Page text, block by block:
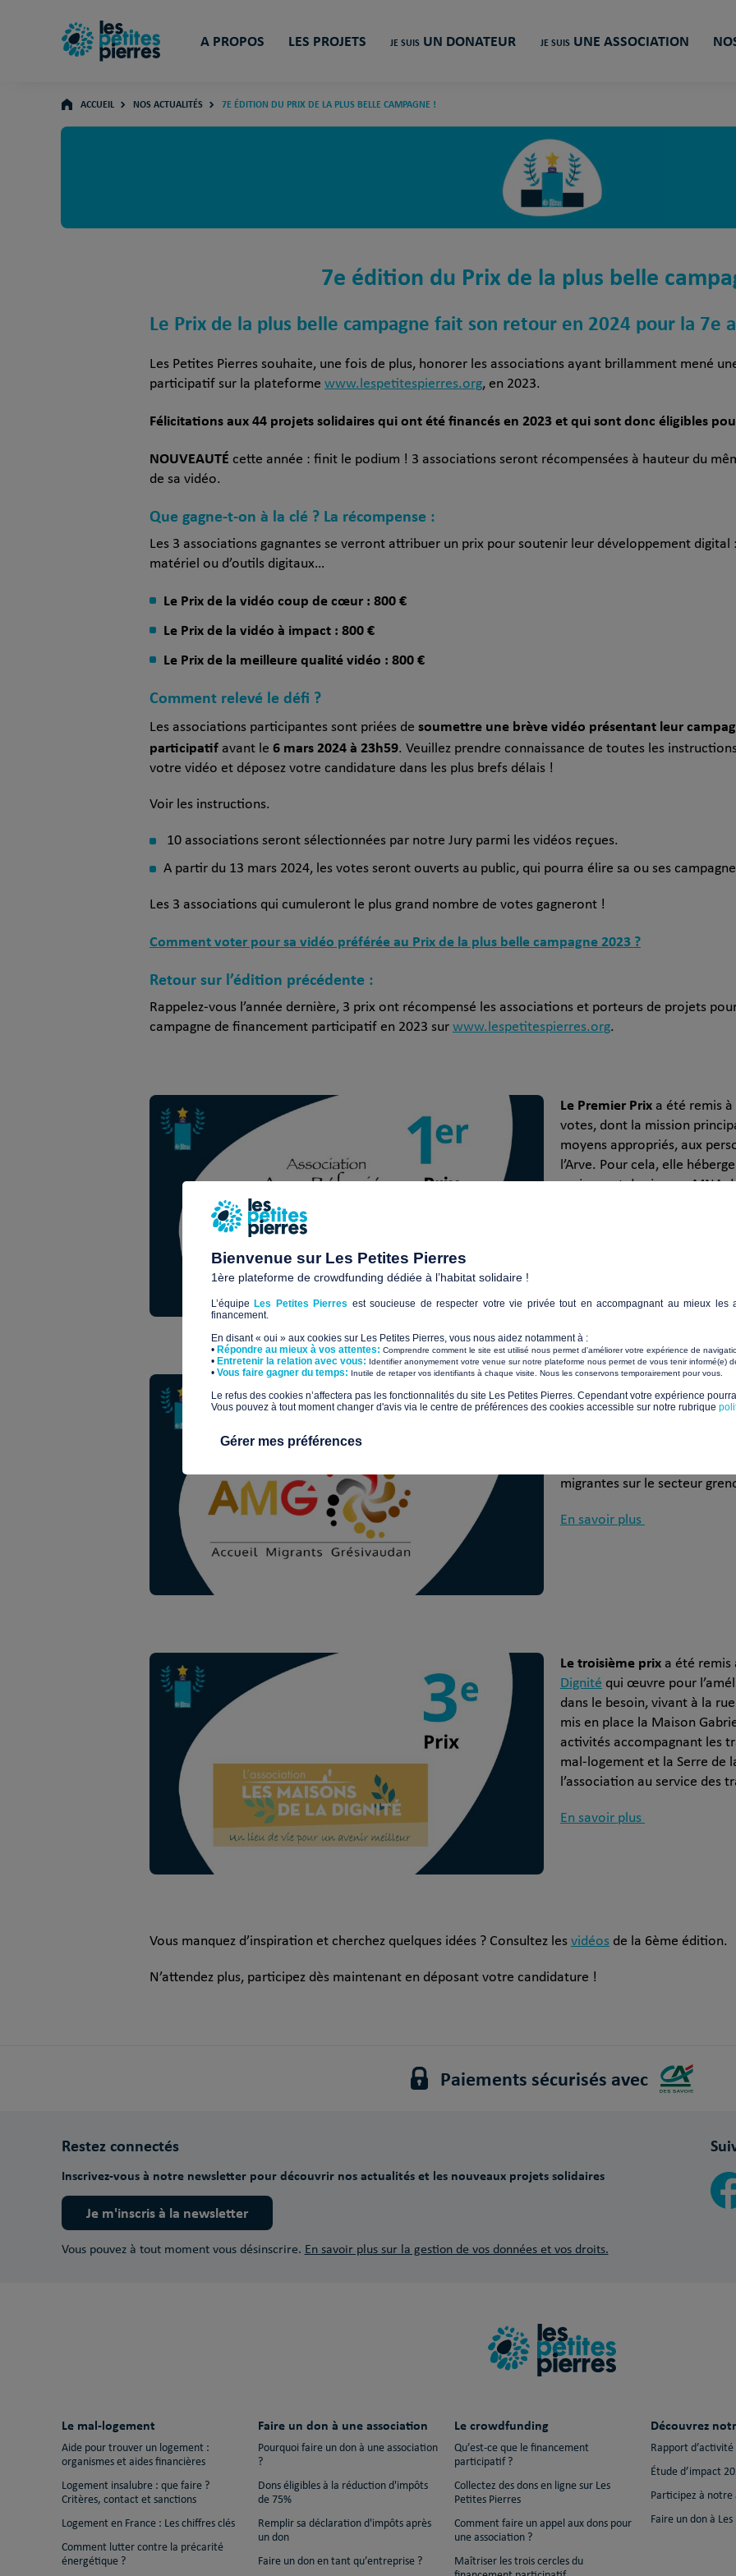
A PROPOS LES PROJETS JE SUIS UN DONATEUR JE SUIS UNE ASSOCIATION
ACCUEIL NOS ACTUALITÉS 7E ÉDITION DU PRIX DE LA PLUS BELLE CAMPAGNE !
7e édition du Prix de la plus belle
Le Prix de la plus belle campagne fait son retour en 2024 pour la 7e
Les Petites Pierres souhaite, une fois de plus, honorer les associations ayant brillamment mené
participatif sur la plateforme www.lespetitespierres.org, en 2023.
Félicitations aux 44 projets solidaires qui ont été financés en 2023 et qui sont donc éligibles
NOUVEAUTÉ cette année : finit le podium ! 3 associations seront récompensées à hauteur du
de sa vidéo.
Que gagne-t-on à la clé ? La récompense :
Les 3 associations gagnantes se verront attribuer un prix pour soutenir leur développement
matériel ou d’outils digitaux…
Le Prix de la vidéo coup de cœur : 800 €
Le Prix de la vidéo à impact : 800 €
Le Prix de la meilleure qualité vidéo : 800 €
Comment relevé le défi ?
Les associations participantes sont priées de soumettre une brève vidéo présentant leur
participatif avant le 6 mars 2024 à 23h59. Veuillez prendre connaissance de toutes les
votre vidéo et déposez votre candidature dans les plus brefs délais !
Voir les instructions.
10 associations seront sélectionnées par notre Jury parmi les vidéos reçues.
A partir du 13 mars 2024, les votes seront ouverts au public, qui pourra élire sa ou ses
Les 3 associations qui cumuleront le plus grand nombre de votes gagneront !
Comment voter pour sa vidéo préférée au Prix de la plus belle campagne 2023 ?
Retour sur l’édition précédente :
Rappelez-vous l’année dernière, 3 prix ont récompensé les associations et porteurs de projets
campagne de financement participatif en 2023 sur www.lespetitespierres.org.
Le Premier Prix a été remis à
votes, dont la mission
moyens appropriés, aux
l’Arve. Pour cela, elle
majeurs et des jeunes MNA
sociale à l’enfance.
Le deuxième Prix
Grésivaudan (157 votes), qui
des migrants dans le
l’accueil des migrants
les associations
migrantes sur le secteur
En savoir plus
Le troisième prix a été remis
Dignité qui œuvre pour
dans le besoin, vivant à la
mis en place la Maison
activités accompagnant les
mal-logement et la Serre de
l’association au service des
En savoir plus
Vous manquez d’inspiration et cherchez quelques idées ? Consultez les vidéos de la 6ème édition.
N’attendez plus, participez dès maintenant en déposant votre candidature !
Paiements sécurisés avec
Restez connectés
Inscrivez-vous à notre newsletter pour découvrir nos actualités et les nouveaux projets solidaires
Je m'inscris à la newsletter
Vous pouvez à tout moment vous désinscrire. En savoir plus sur la gestion de vos données et vos droits.
Le mal-logement
Aide pour trouver un logement :
organismes et aides financières
Logement insalubre : que faire ?
Critères, contact et sanctions
Logement en France : Les chiffres clés
Comment lutter contre la précarité
énergétique ?
Faire un don à une association
Pourquoi faire un don à une association
?
Dons éligibles à la réduction d'impôts
de 75%
Remplir sa déclaration d'impôts après
un don
Faire un don en tant qu’entreprise ?
Le crowdfunding
Qu’est-ce que le financement
participatif ?
Collectez des dons en ligne sur Les
Petites Pierres
Comment faire un appel aux dons pour
une association ?
Maîtriser les trois cercles du
Découvrez
Rapport d’activité
Étude d’impact
Participez à notre
Faire un don à
Bienvenue sur Les Petites Pierres
1ère plateforme de crowdfunding dédiée à l’habitat solidaire !
L’équipeLes Petites Pierres est soucieuse de respecter votre vie privée tout en accompagnant au mieux les
financement.
En disant « oui » aux cookies sur Les Petites Pierres, vous nous aidez notamment à :
• Répondre au mieux à vos attentes: Comprendre comment le site est utilisé nous permet d'améliorer votre expérience de
• Entretenir la relation avec vous: Identifier anonymement votre venue sur notre plateforme nous permet de vous tenir informé(e)
​• Vous faire gagner du temps: Inutile de retaper vos identifiants à chaque visite. Nous les conservons temporairement pour vous.
​Le refus des cookies n’affectera pas les fonctionnalités du site Les Petites Pierres. Cependant votre expérience
Vous pouvez à tout moment changer d'avis via le centre de préférences des cookies accessible sur notre rubrique
Gérer mes préférences